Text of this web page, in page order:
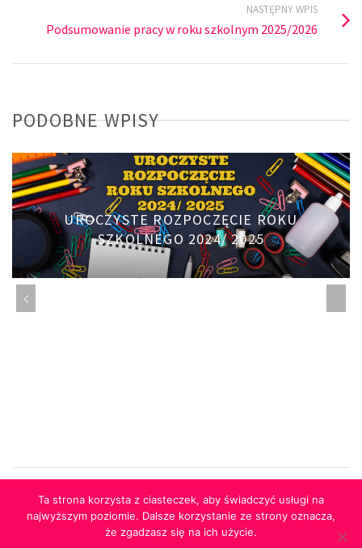
NASTĘPNY WPIS
Podsumowanie pracy w roku szkolnym 2025/2026
PODOBNE WPISY
UROCZYSTE ROZPOCZĘCIE ROKU
SZKOLNEGO 2024/ 2025
Ta strona korzysta z ciasteczek, aby świadczyć usługi na
najwyższym poziomie. Dalsze korzystanie ze strony oznacza,
że zgadzasz się na ich użycie.